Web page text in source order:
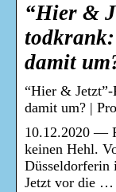
“Hier &
damit
“Hier &
damit um? |
10.12.2020 —
keinen Hehl.
Düsseldorferin
Jetzt vor die …